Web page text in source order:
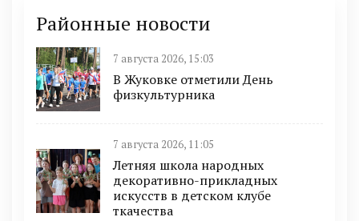
Районные новости
7 августа 2026, 15:03
В Жуковке отметили День
физкультурника
7 августа 2026, 11:05
Летняя школа народных
декоративно-прикладных
искусств в детском клубе
ткачества